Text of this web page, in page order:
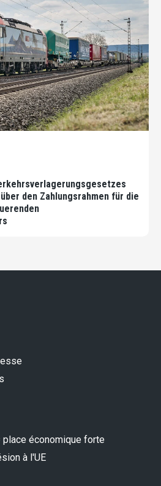
den Zahlungsrahmen für die
économique forte
à l'UE